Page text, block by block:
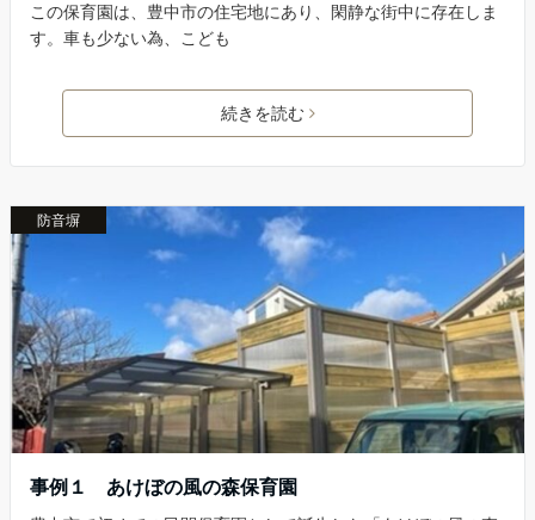
この保育園は、豊中市の住宅地にあり、閑静な街中に存在しま
す。車も少ない為、こども
続きを読む
防音塀
事例１ あけぼの風の森保育園